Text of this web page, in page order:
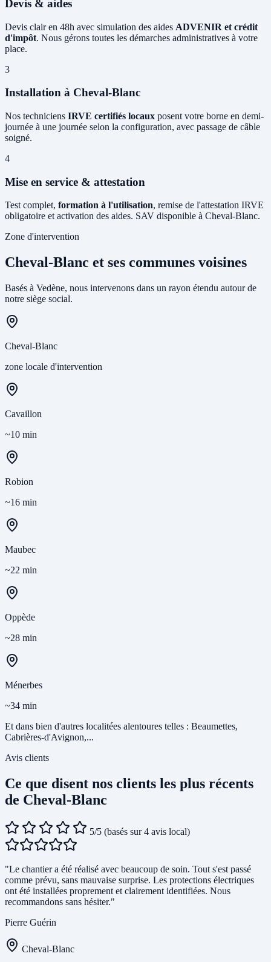
Devis & aides
Devis clair en 48h avec simulation des aides ADVENIR et crédit
d'impôt. Nous gérons toutes les démarches administratives à votre
place.
3
Installation à Cheval-Blanc
Nos techniciens IRVE certifiés locaux posent votre borne en demi-
journée à une journée selon la configuration, avec passage de câble
soigné.
4
Mise en service & attestation
Test complet, formation à l'utilisation, remise de l'attestation IRVE
obligatoire et activation des aides. SAV disponible à Cheval-Blanc.
Zone d'intervention
Cheval-Blanc et ses communes voisines
Basés à Vedène, nous intervenons dans un rayon étendu autour de
notre siège social.
Cheval-Blanc
zone locale d'intervention
Cavaillon
~10 min
Robion
~16 min
Maubec
~22 min
Oppède
~28 min
Ménerbes
~34 min
Et dans bien d'autres localitées alentoures telles : Beaumettes,
Cabrières-d'Avignon,...
Avis clients
Ce que disent nos clients les plus récents
de Cheval-Blanc
5/5 (basés sur 4 avis local)
"Le chantier a été réalisé avec beaucoup de soin. Tout s'est passé
comme prévu, sans mauvaise surprise. Les protections électriques
ont été installées proprement et clairement identifiées. Nous
recommandons sans hésiter."
Pierre Guérin
Cheval-Blanc